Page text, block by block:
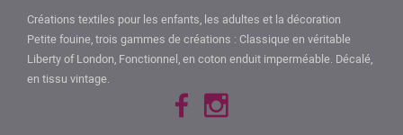
Créations textiles pour les enfants, les adultes et la décoration
Petite fouine, trois gammes de créations : Classique en véritable
Liberty of London, Fonctionnel, en coton enduit imperméable. Décalé,
en tissu vintage.